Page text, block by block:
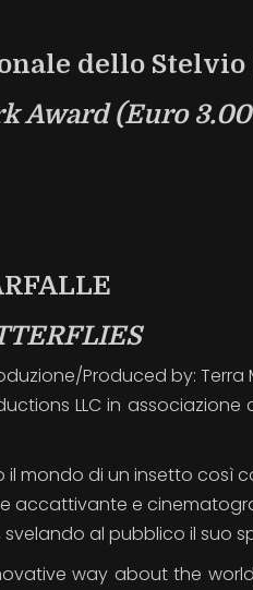
dello Stelvio
Award(Euro
Produced by:
LLC in associazione
mondo di un insetto così
accattivante e
al pubblico il suo
way about the